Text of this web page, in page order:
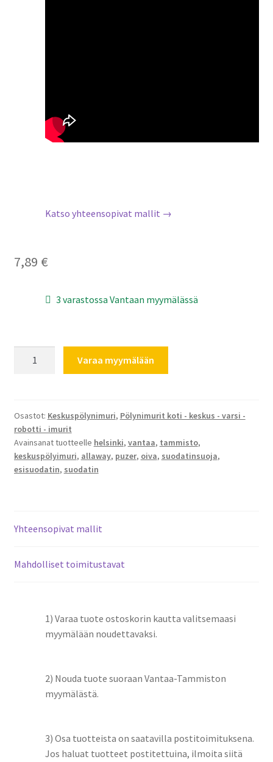
Katso yhteensopivat mallit →
7,89 €
3 varastossa Vantaan myymälässä
ja
Puzer
suodattimille
määrä
Varaa myymälään
Osastot: Keskuspölynimuri, Pölynimurit koti - keskus - varsi -
robotti - imurit
Avainsanat tuotteelle helsinki, vantaa, tammisto,
keskuspölyimuri, allaway, puzer, oiva, suodatinsuoja,
esisuodatin, suodatin
Yhteensopivat mallit
Mahdolliset toimitustavat
1) Varaa tuote ostoskorin kautta valitsemaasi
myymälään noudettavaksi.
2) Nouda tuote suoraan Vantaa-Tammiston
myymälästä.
3) Osa tuotteista on saatavilla postitoimituksena.
Jos haluat tuotteet postitettuina, ilmoita siitä